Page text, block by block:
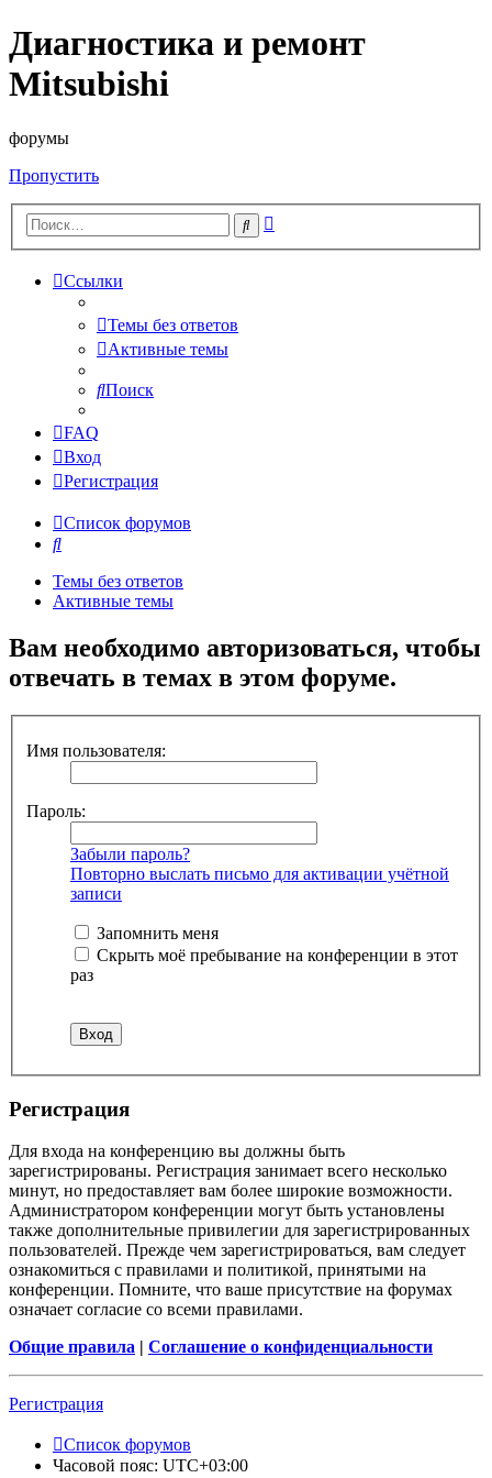
Диагностика и ремонт
Mitsubishi
форумы
Пропустить
Поиск
Ссылки
Темы без ответов
Активные темы
Поиск
FAQ
Вход
Регистрация
Список форумов
Поиск
Темы без ответов
Активные темы
Вам необходимо авторизоваться, чтобы
отвечать в темах в этом форуме.
Имя пользователя:
Пароль:
Забыли пароль?
Повторно выслать письмо для активации учётной
записи
Запомнить меня
Скрыть моё пребывание на конференции в этот
раз
Регистрация
Для входа на конференцию вы должны быть
зарегистрированы. Регистрация занимает всего несколько
минут, но предоставляет вам более широкие возможности.
Администратором конференции могут быть установлены
также дополнительные привилегии для зарегистрированных
пользователей. Прежде чем зарегистрироваться, вам следует
ознакомиться с правилами и политикой, принятыми на
конференции. Помните, что ваше присутствие на форумах
означает согласие со всеми правилами.
Общие правила | Соглашение о конфиденциальности
Регистрация
Список форумов
Часовой пояс: UTC+03:00